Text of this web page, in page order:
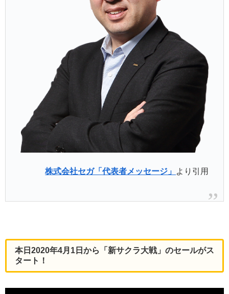
株式会社セガ「代表者メッセージ」 より引用
本日2020年4月1日から
「新サクラ大戦」のセールがス
タート！